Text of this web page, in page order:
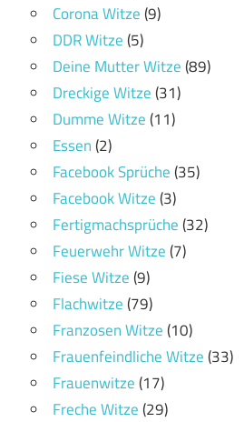
Corona Witze(9)
DDR Witze(5)
Deine Mutter Witze(89)
Dreckige Witze(31)
Dumme Witze(11)
Essen(2)
Facebook Sprüche(35)
Facebook Witze(3)
Fertigmachsprüche(32)
Feuerwehr Witze(7)
Fiese Witze(9)
Flachwitze(79)
Franzosen Witze(10)
Frauenfeindliche Witze(33)
Frauenwitze(17)
Freche Witze(29)